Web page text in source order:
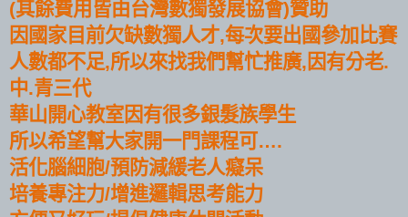
(其餘費用皆由台灣數獨發展協會)贊助
因國家目前欠缺數獨人才,每次要出國參加比賽
人數都不足,所以來找我們幫忙推廣,因有分老.
中.青三代
華山開心教室因有很多銀髮族學生
所以希望幫大家開一門課程可….
活化腦細胞/預防減緩老人癡呆
培養專注力/增進邏輯思考能力